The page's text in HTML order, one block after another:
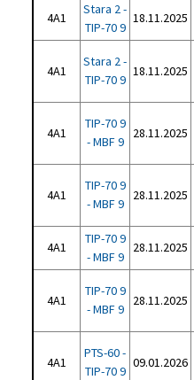
4A1
Stara 2 -
TIP-70 9
18.11.2025
4A1
Stara 2 -
TIP-70 9
18.11.2025
4A1
TIP-70 9
- MBF 9
28.11.2025
4A1
TIP-70 9
- MBF 9
28.11.2025
4A1
TIP-70 9
- MBF 9
28.11.2025
4A1
TIP-70 9
- MBF 9
28.11.2025
4A1
PTS-60 -
TIP-70 9
09.01.2026